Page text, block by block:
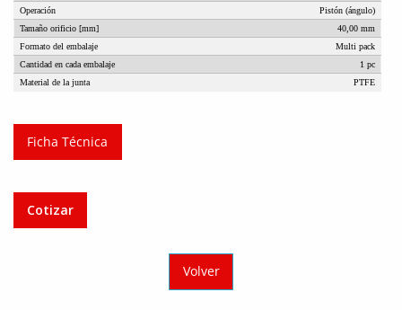
Operación
Pistón (ángulo)
Tamaño orificio [mm]
40,00 mm
Formato del embalaje
Multi pack
Cantidad en cada embalaje
1 pc
Material de la junta
PTFE
Ficha Técnica
Cotizar
Volver